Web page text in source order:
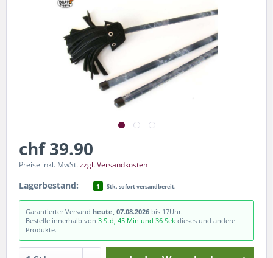
chf 39.90
Preise inkl. MwSt.zzgl. Versandkosten
Lagerbestand: 1 Stk. sofort versandbereit.
Garantierter Versand heute, 07.08.2026 bis 17Uhr.
Bestelle innerhalb von 3 Std, 45 Min und 35 Sek dieses und andere
Produkte.